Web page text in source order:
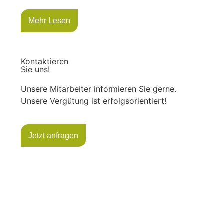
Mehr Lesen
Kontaktieren
Sie uns!
Unsere Mitarbeiter informieren Sie gerne.
Unsere Vergütung ist erfolgsorientiert!
Jetzt anfragen